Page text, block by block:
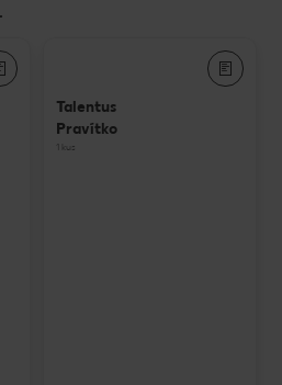
Talentus
Pravítko
1 kus